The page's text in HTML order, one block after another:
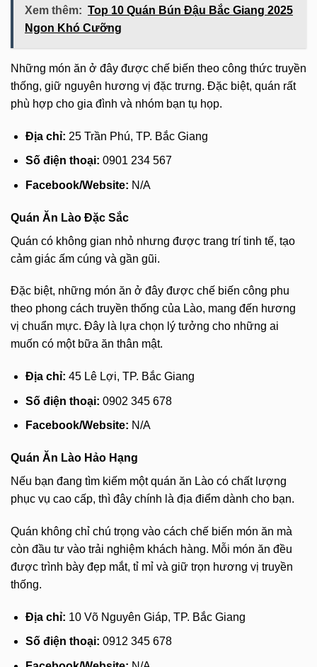
Xem thêm: Top 10 Quán Bún Đậu Bắc Giang 2025
Ngon Khó Cưỡng
Những món ăn ở đây được chế biến theo công thức truyền
thống, giữ nguyên hương vị đặc trưng. Đặc biệt, quán rất
phù hợp cho gia đình và nhóm bạn tụ họp.
Địa chỉ: 25 Trần Phú, TP. Bắc Giang
Số điện thoại: 0901 234 567
Facebook/Website: N/A
Quán Ăn Lào Đặc Sắc
Quán có không gian nhỏ nhưng được trang trí tinh tế, tạo
cảm giác ấm cúng và gần gũi.
Đặc biệt, những món ăn ở đây được chế biến công phu
theo phong cách truyền thống của Lào, mang đến hương
vị chuẩn mực. Đây là lựa chọn lý tưởng cho những ai
muốn có một bữa ăn thân mật.
Địa chỉ: 45 Lê Lợi, TP. Bắc Giang
Số điện thoại: 0902 345 678
Facebook/Website: N/A
Quán Ăn Lào Hảo Hạng
Nếu bạn đang tìm kiếm một quán ăn Lào có chất lượng
phục vụ cao cấp, thì đây chính là địa điểm dành cho bạn.
Quán không chỉ chú trọng vào cách chế biến món ăn mà
còn đầu tư vào trải nghiệm khách hàng. Mỗi món ăn đều
được trình bày đẹp mắt, tỉ mỉ và giữ trọn hương vị truyền
thống.
Địa chỉ: 10 Võ Nguyên Giáp, TP. Bắc Giang
Số điện thoại: 0912 345 678